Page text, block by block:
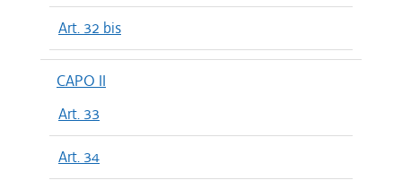
Art. 32 bis
CAPO II
Art. 33
Art. 34